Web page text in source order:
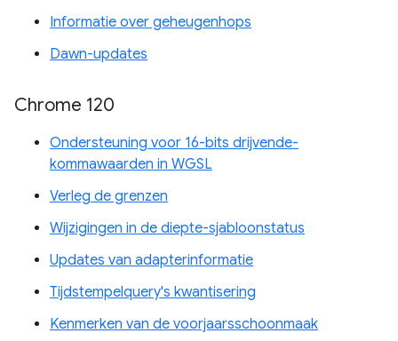
Informatie over geheugenhops
Dawn-updates
Chrome 120
Ondersteuning voor 16-bits drijvende-
kommawaarden in WGSL
Verleg de grenzen
Wijzigingen in de diepte-sjabloonstatus
Updates van adapterinformatie
Tijdstempelquery's kwantisering
Kenmerken van de voorjaarsschoonmaak